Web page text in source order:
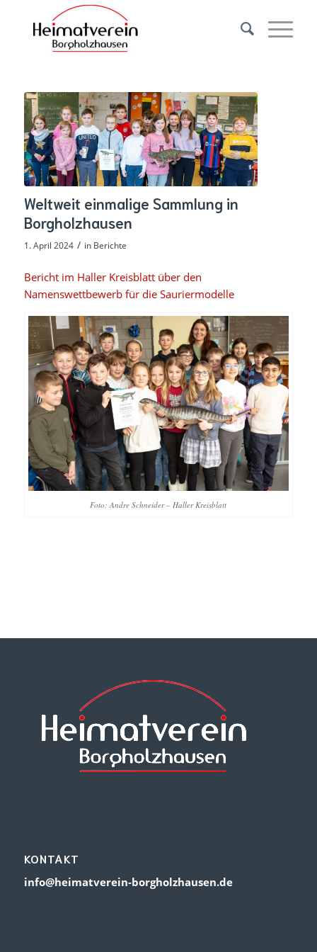
Weltweit einmalige Sammlung in
Borgholzhausen
1. April 2024 / in Berichte
Bericht im Haller Kreisblatt über den
Namenswettbewerb für die Sauriermodelle
Foto: Andre Schneider – Haller Kreisblatt
KONTAKT
info@heimatverein-borgholzhausen.de